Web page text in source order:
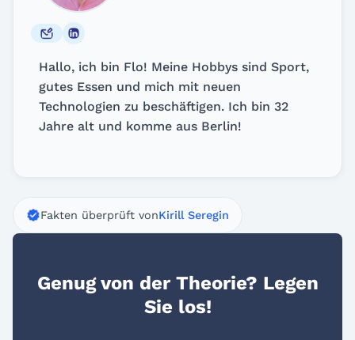
Hallo, ich bin Flo! Meine Hobbys sind Sport,
gutes Essen und mich mit neuen
Technologien zu beschäftigen. Ich bin 32
Jahre alt und komme aus Berlin!
Fakten überprüft vonKirill Seregin
Genug von der Theorie? Legen
Sie los!